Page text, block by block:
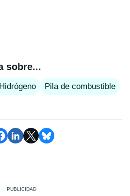
sobre...
Hidrógeno
Pila de combustible